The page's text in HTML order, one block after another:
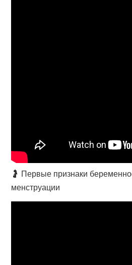
🤰 Первые признаки
менструации